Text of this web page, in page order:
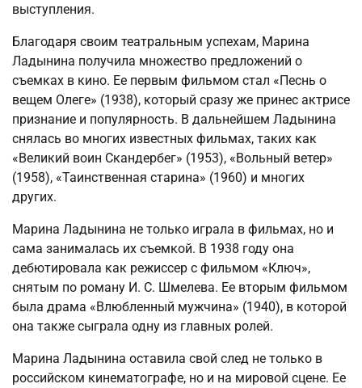
выступления.
Благодаря своим театральным успехам, Марина
Ладынина получила множество предложений о
съемках в кино. Ее первым фильмом стал «Песнь о
вещем Олеге» (1938), который сразу же принес актрисе
признание и популярность. В дальнейшем Ладынина
снялась во многих известных фильмах, таких как
«Великий воин Скандербег» (1953), «Вольный ветер»
(1958), «Таинственная старина» (1960) и многих
других.
Марина Ладынина не только играла в фильмах, но и
сама занималась их съемкой. В 1938 году она
дебютировала как режиссер с фильмом «Ключ»,
снятым по роману И. С. Шмелева. Ее вторым фильмом
была драма «Влюбленный мужчина» (1940), в которой
она также сыграла одну из главных ролей.
Марина Ладынина оставила свой след не только в
российском кинематографе, но и на мировой сцене. Ее